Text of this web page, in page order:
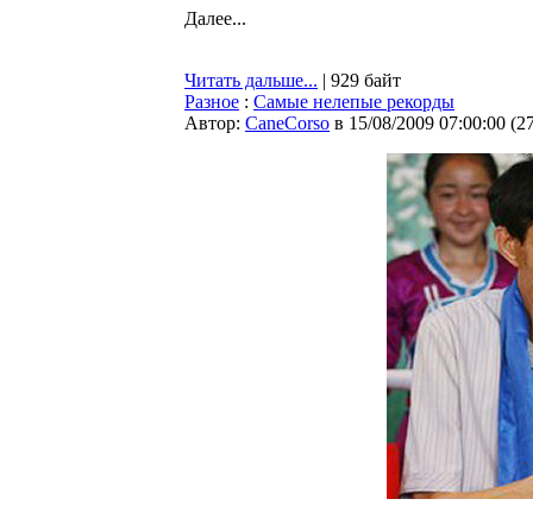
Далее...
Читать дальше... | 929 байт
Разное : Самые нелепые рекорды
Автор: CaneCorso в 15/08/2009 07:00:00 (